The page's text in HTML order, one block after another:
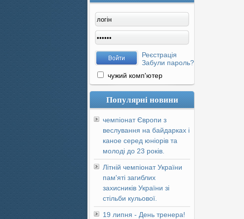
Реєстрація
Забули пароль?
чужий комп'ютер
Популярні новини
чемпіонат Європи з
веслування на байдарках і
каное серед юніорів та
молоді до 23 років.
Літній чемпіонат України
пам'яті загиблих
захисників України зі
стільби кульової.
19 липня - День тренера!